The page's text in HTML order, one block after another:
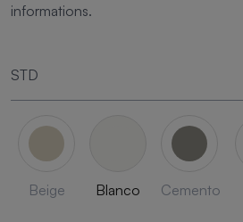
informations.
STD
Beige Blanco Cemento